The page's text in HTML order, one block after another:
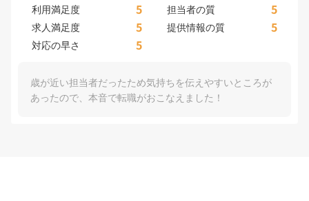
利用満足度 5 担当者の質 5
求人満足度 5 提供情報の質 5
対応の早さ 5
歳が近い担当者だったため気持ちを伝えやすいところが
あったので、本音で転職がおこなえました！